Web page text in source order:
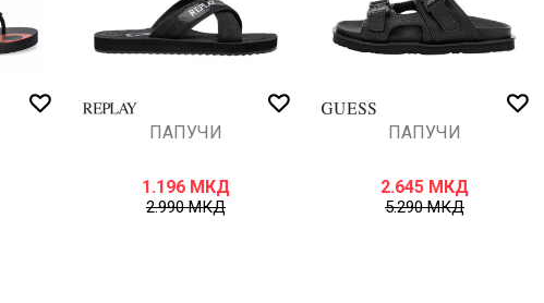
ПАПУЧИ
1.196 МКД
2.990МКД
ПАПУЧИ
2.645 МКД
5.290МКД